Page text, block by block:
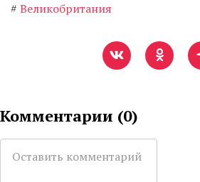
# Великобритания
Комментарии (0)